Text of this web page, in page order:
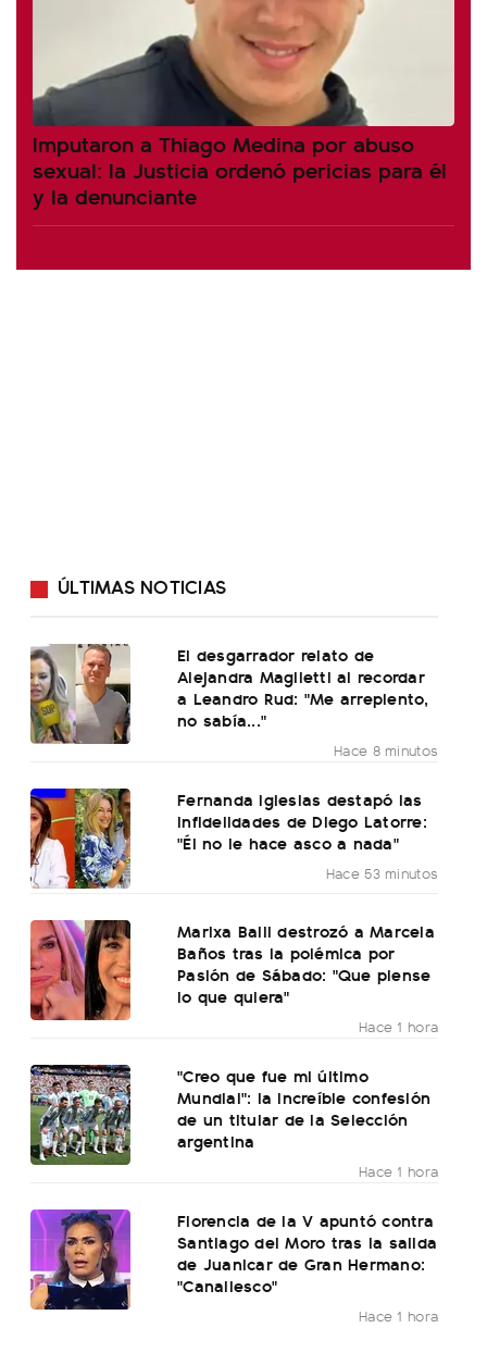
Imputaron a Thiago Medina por abuso
sexual: la Justicia ordenó pericias para él
y la denunciante
ÚLTIMAS NOTICIAS
El desgarrador relato de
Alejandra Maglietti al recordar
a Leandro Rud: "Me arrepiento,
no sabía..."
Hace 8 minutos
Fernanda Iglesias destapó las
infidelidades de Diego Latorre:
"Él no le hace asco a nada"
Hace 53 minutos
Marixa Balli destrozó a Marcela
Baños tras la polémica por
Pasión de Sábado: "Que piense
lo que quiera"
Hace 1 hora
"Creo que fue mi último
Mundial": la increíble confesión
de un titular de la Selección
argentina
Hace 1 hora
Florencia de la V apuntó contra
Santiago del Moro tras la salida
de Juanicar de Gran Hermano:
"Canallesco"
Hace 1 hora